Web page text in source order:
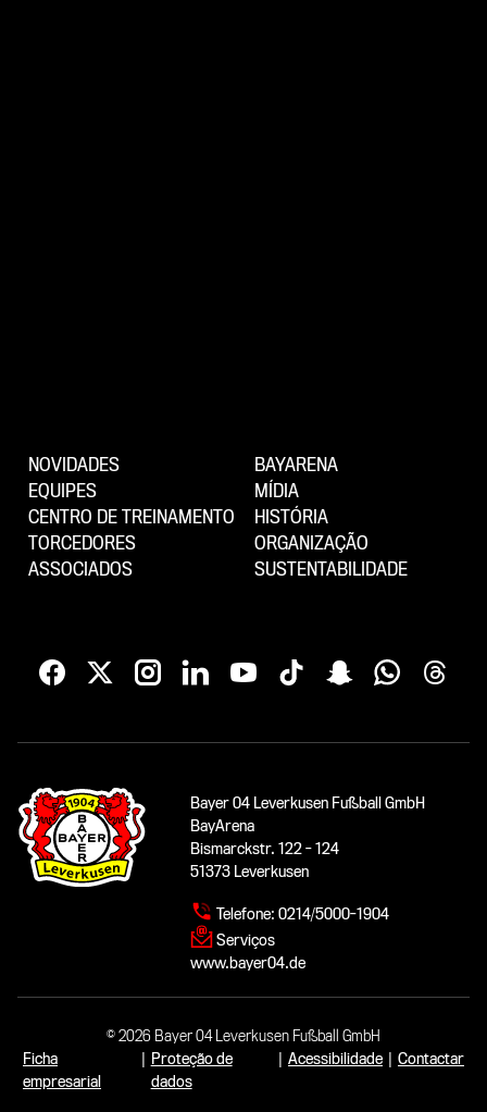
NOVIDADES
EQUIPES
CENTRO DE TREINAMENTO
TORCEDORES
ASSOCIADOS
BAYARENA
MÍDIA
HISTÓRIA
ORGANIZAÇÃO
SUSTENTABILIDADE
Bayer 04 Leverkusen Fußball GmbH
BayArena
Bismarckstr. 122 - 124
51373 Leverkusen
Telefone: 0214/5000-1904
Serviços
www.bayer04.de
© 2026 Bayer 04 Leverkusen Fußball GmbH
Ficha
empresarial
Proteção de
dados
Acessibilidade Contactar